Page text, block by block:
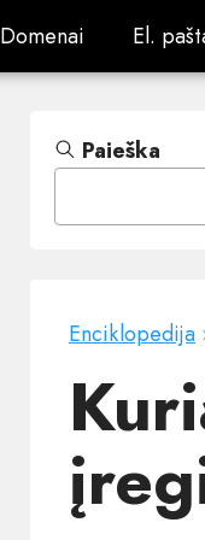
Domenai
Domenai El.
El.
Paieška
Enciklopedija